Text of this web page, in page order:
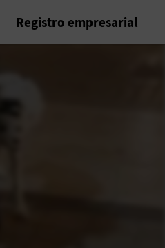
Instagram
en Youtube
Registro empresarial